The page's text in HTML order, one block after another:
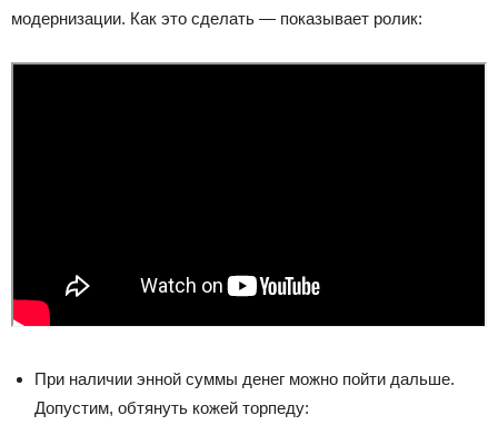
модернизации. Как это сделать — показывает ролик:
При наличии энной суммы денег можно пойти дальше.
Допустим, обтянуть кожей торпеду: